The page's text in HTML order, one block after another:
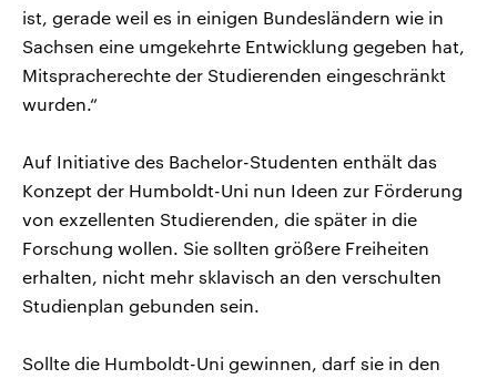
ist, gerade weil es in einigen Bundesländern wie in
Sachsen eine umgekehrte Entwicklung gegeben hat,
Mitspracherechte der Studierenden eingeschränkt
wurden.“
Auf Initiative des Bachelor-Studenten enthält das
Konzept der Humboldt-Uni nun Ideen zur Förderung
von exzellenten Studierenden, die später in die
Forschung wollen. Sie sollten größere Freiheiten
erhalten, nicht mehr sklavisch an den verschulten
Studienplan gebunden sein.
Sollte die Humboldt-Uni gewinnen, darf sie in den